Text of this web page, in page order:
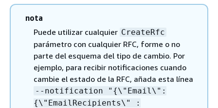
nota
Puede utilizar cualquier CreateRfc
parámetro con cualquier RFC, forme o no
parte del esquema del tipo de cambio. Por
ejemplo, para recibir notificaciones cuando
cambie el estado de la RFC, añada esta línea
--notification " {\"Email\":
{\"EmailRecipients\" :